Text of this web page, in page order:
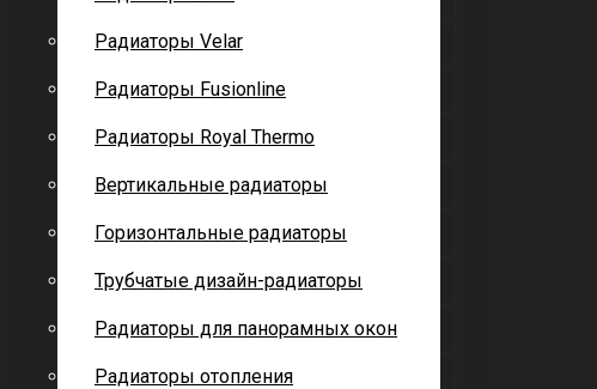
Радиаторы Velar
Радиаторы Fusionline
Радиаторы Royal Thermo
Вертикальные радиаторы
Горизонтальные радиаторы
Трубчатые дизайн-радиаторы
Радиаторы для панорамных окон
Радиаторы отопления